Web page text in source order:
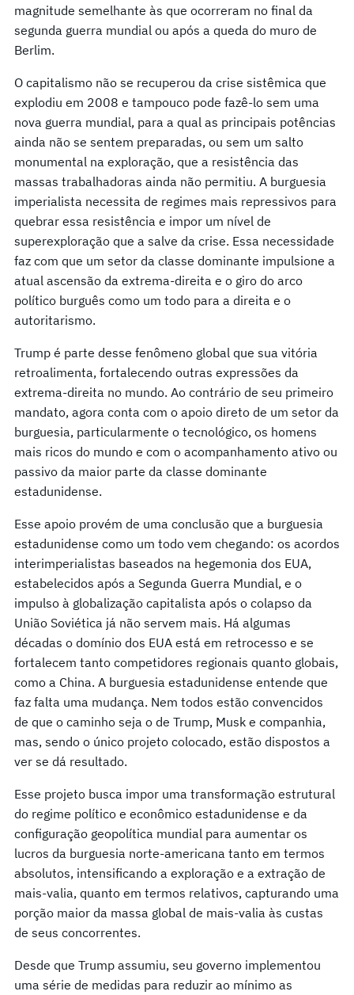
magnitude semelhante às que ocorreram no final da
segunda guerra mundial ou após a queda do muro de
Berlim.
O capitalismo não se recuperou da crise sistêmica que
explodiu em 2008 e tampouco pode fazê-lo sem uma
nova guerra mundial, para a qual as principais potências
ainda não se sentem preparadas, ou sem um salto
monumental na exploração, que a resistência das
massas trabalhadoras ainda não permitiu. A burguesia
imperialista necessita de regimes mais repressivos para
quebrar essa resistência e impor um nível de
superexploração que a salve da crise. Essa necessidade
faz com que um setor da classe dominante impulsione a
atual ascensão da extrema-direita e o giro do arco
político burguês como um todo para a direita e o
autoritarismo.
Trump é parte desse fenômeno global que sua vitória
retroalimenta, fortalecendo outras expressões da
extrema-direita no mundo. Ao contrário de seu primeiro
mandato, agora conta com o apoio direto de um setor da
burguesia, particularmente o tecnológico, os homens
mais ricos do mundo e com o acompanhamento ativo ou
passivo da maior parte da classe dominante
estadunidense.
Esse apoio provém de uma conclusão que a burguesia
estadunidense como um todo vem chegando: os acordos
interimperialistas baseados na hegemonia dos EUA,
estabelecidos após a Segunda Guerra Mundial, e o
impulso à globalização capitalista após o colapso da
União Soviética já não servem mais. Há algumas
décadas o domínio dos EUA está em retrocesso e se
fortalecem tanto competidores regionais quanto globais,
como a China. A burguesia estadunidense entende que
faz falta uma mudança. Nem todos estão convencidos
de que o caminho seja o de Trump, Musk e companhia,
mas, sendo o único projeto colocado, estão dispostos a
ver se dá resultado.
Esse projeto busca impor uma transformação estrutural
do regime político e econômico estadunidense e da
configuração geopolítica mundial para aumentar os
lucros da burguesia norte-americana tanto em termos
absolutos, intensificando a exploração e a extração de
mais-valia, quanto em termos relativos, capturando uma
porção maior da massa global de mais-valia às custas
de seus concorrentes.
Desde que Trump assumiu, seu governo implementou
uma série de medidas para reduzir ao mínimo as